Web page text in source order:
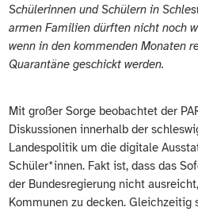
Schülerinnen und Schülern in
armen Familien dürften nicht noch
wenn in den kommenden Monaten
Quarantäne geschickt werden.
Mit großer Sorge beobachtet der
Diskussionen innerhalb der
Landespolitik um die digitale
Schüler*innen. Fakt ist, dass das
der Bundesregierung nicht
Kommunen zu decken. Gleichzeitig